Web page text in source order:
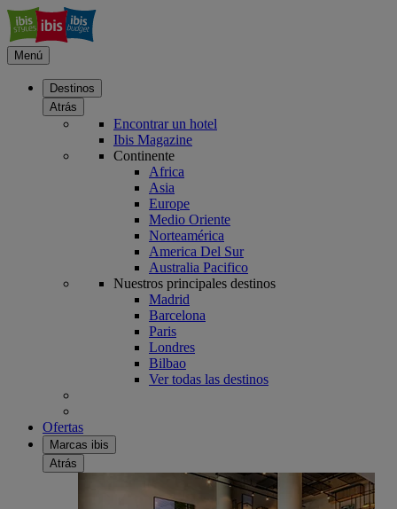
Menú
Destinos
Atrás
Encontrar un hotel
Ibis Magazine
Continente
Africa
Asia
Europe
Medio Oriente
Norteamérica
America Del Sur
Australia Pacifico
Nuestros principales destinos
Madrid
Barcelona
Paris
Londres
Bilbao
Ver todas las destinos
Ofertas
Marcas ibis
Atrás